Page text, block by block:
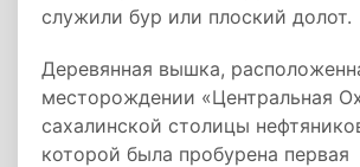
служили бур или плоский долот.
Деревянная вышка,
месторождении «Центральная
сахалинской столицы
которой была пробурена первая